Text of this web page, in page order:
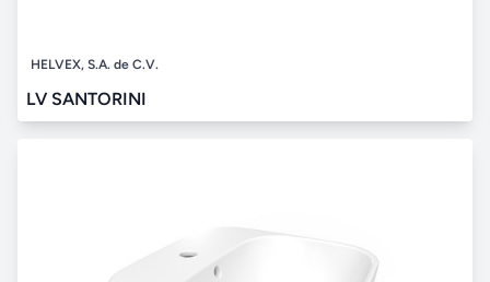
HELVEX, S.A. de C.V.
LV SANTORINI